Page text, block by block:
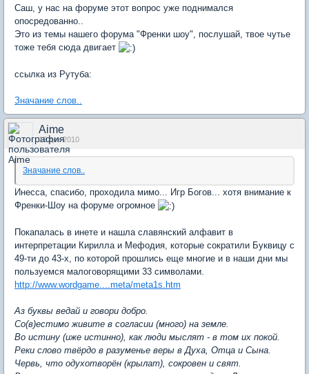
Саш, у нас на форуме этот вопрос уже поднимался
опосредованно..
Это из темы нашего форума "Френки шоу", послушай, твое чутье
тоже тебя сюда двигает
ссылка из Рутуба:
Значание слов..
Aime
18 дек 2010
Значание слов..
Инесса, спасибо, проходила мимо... Игр Богов... хотя внимание к
Френки-Шоу на форуме огромное
Покапалась в инете и нашла славянский алфавит в
интерпретации Кирилла и Мефодия, которые сократили Буквицу с
49-ти до 43-х, по которой прошлись еще многие и в наши дни мы
пользуемся малоговорящими 33 символами.
http://www.wordgame....meta/meta1s.htm
Аз буквы ведай и говори добро.
Со(в)естимо живите в согласии (много) на земле.
Во истину (иже истинно), как люди мыслят - в том их покой.
Реки слово твёрдо в разуменье веры в Духа, Отца и Сына.
Червь, что одухотворён (крылат), сокровен и свят.